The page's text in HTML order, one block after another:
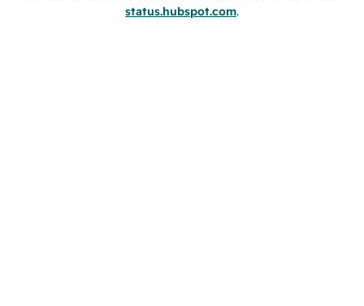
status.hubspot.com.